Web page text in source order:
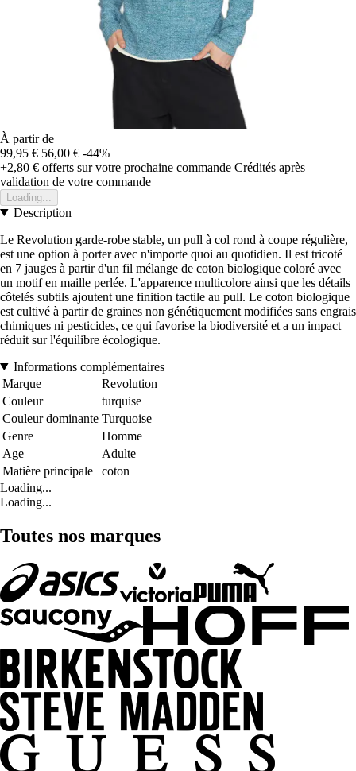
À partir de
99,95 € 56,00 € -44%
+2,80 € offerts sur votre prochaine commande Crédités après
validation de votre commande
Loading...
Description
Le Revolution garde-robe stable, un pull à col rond à coupe régulière,
est une option à porter avec n'importe quoi au quotidien. Il est tricoté
en 7 jauges à partir d'un fil mélange de coton biologique coloré avec
un motif en maille perlée. L'apparence multicolore ainsi que les détails
côtelés subtils ajoutent une finition tactile au pull. Le coton biologique
est cultivé à partir de graines non génétiquement modifiées sans engrais
chimiques ni pesticides, ce qui favorise la biodiversité et a un impact
réduit sur l'équilibre écologique.
Informations complémentaires
Marque
Revolution
Couleur
turquise
Couleur dominante Turquoise
Genre
Homme
Age
Adulte
Matière principale
coton
Loading...
Loading...
Toutes nos marques